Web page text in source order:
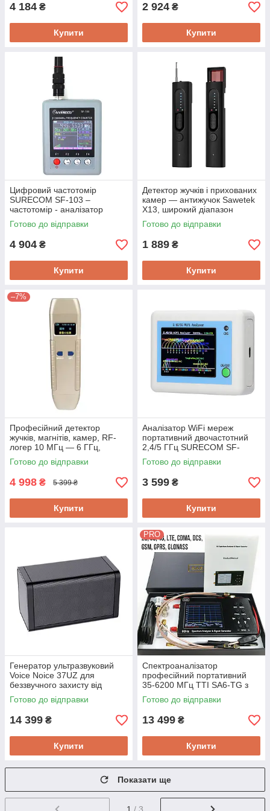
4 184 ₴
Купити
2 924 ₴
Купити
Цифровий частотомір
SURECOM SF-103 –
частотомір - аналізатор
CTCCSS/DCS кодів
радіостанцій 2 МГц - 2.8 ГГц
Готово до відправки
4 904 ₴
Купити
Детектор жучків і прихованих
камер — антижучок Sawetek
X13, широкий діапазон
детекції 12 МГц-6.5 ГГц
Новинка!
Готово до відправки
1 889 ₴
Купити
–7%
Професійний детектор
жучків, магнітів, камер, RF-
логер 10 МГц — 6 ГГц,
Protect M-616 Модель 7в1
Новинка!
Готово до відправки
4 998 ₴ 5 399 ₴
Купити
Аналізатор WiFi мереж
портативний двочастотний
2,4/5 ГГц SURECOM SF-
W200
Готово до відправки
3 599 ₴
Купити
Генератор ультразвуковий
Voice Noice 37UZ для
беззвучного захисту від
прослуховування жучками та
записування на диктофони
Готово до відправки
14 399 ₴
Купити
PRO
Спектроаналізатор
професійний портативний
35-6200 МГц TTI SA6-TG з
трекінг-генератором для
пошуку дронів
Готово до відправки
13 499 ₴
Купити
Показати ще